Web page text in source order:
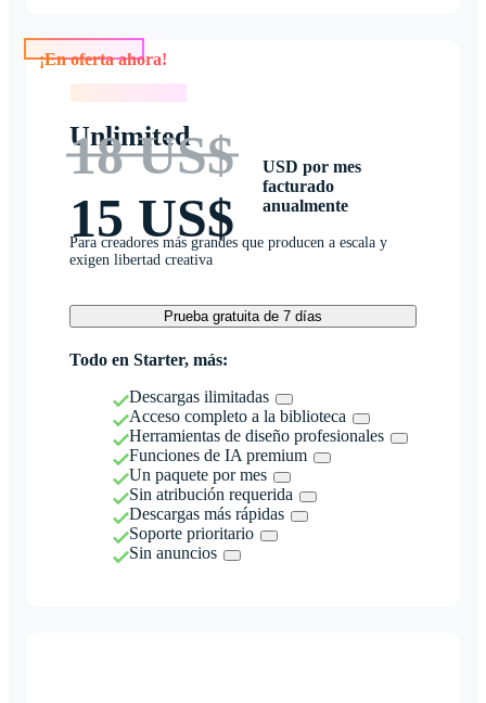
Unlimited
18 US$
15 US$
USD por mes
facturado
anualmente
Para creadores más grandes que producen a escala y
exigen libertad creativa
Prueba gratuita de 7 días
Todo en Starter, más:
Descargas ilimitadas
Acceso completo a la biblioteca
Herramientas de diseño profesionales
Funciones de IA premium
Un paquete por mes
Sin atribución requerida
Descargas más rápidas
Soporte prioritario
Sin anuncios